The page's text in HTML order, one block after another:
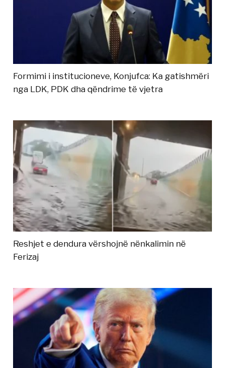
Formimi i institucioneve, Konjufca: Ka gatishmëri
nga LDK, PDK dha qëndrime të vjetra
Reshjet e dendura vërshojnë nënkalimin në
Ferizaj